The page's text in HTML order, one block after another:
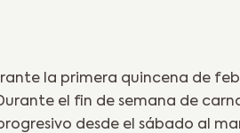
la primera quincena de
el fin de semana de
desde el sábado al